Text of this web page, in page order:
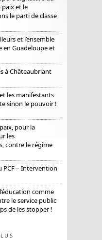
et le
le parti de classe
et l’ensemble
en Guadeloupe et
à Châteaubriant
les manifestants
sinon le pouvoir !
pour la
les
contre le régime
PCF – Intervention
comme
le service public
de les stopper !